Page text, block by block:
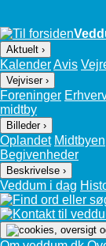
Aktuelt ›
KalenderAvis
Vejviser ›
Foreninger
midtby
Billeder ›
Oplandet Midtbyen
Begivenheder
Beskrivelse ›
Veddum i dag